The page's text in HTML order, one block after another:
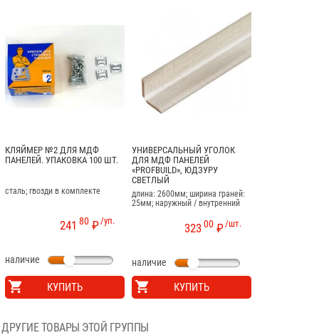
КЛЯЙМЕР №2 ДЛЯ МДФ
ПАНЕЛЕЙ. УПАКОВКА 100 ШТ.
сталь; гвозди в комплекте
/уп.
241 80 ₽
наличие
КУПИТЬ
УНИВЕРСАЛЬНЫЙ УГОЛОК
ДЛЯ МДФ ПАНЕЛЕЙ
«PROFBUILD», ЮДЗУРУ
СВЕТЛЫЙ
длина: 2600мм; ширина граней:
25мм; наружный / внутренний
/шт.
32300 ₽
наличие
КУПИТЬ
ДРУГИЕ ТОВАРЫ ЭТОЙ ГРУППЫ